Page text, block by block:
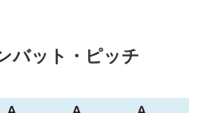
バット・ピッチ